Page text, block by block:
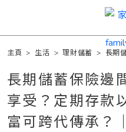
主頁 > 生活 >理財儲蓄 > 長期
長期儲蓄保險邊
享受？定期存款
富可跨代傳承？